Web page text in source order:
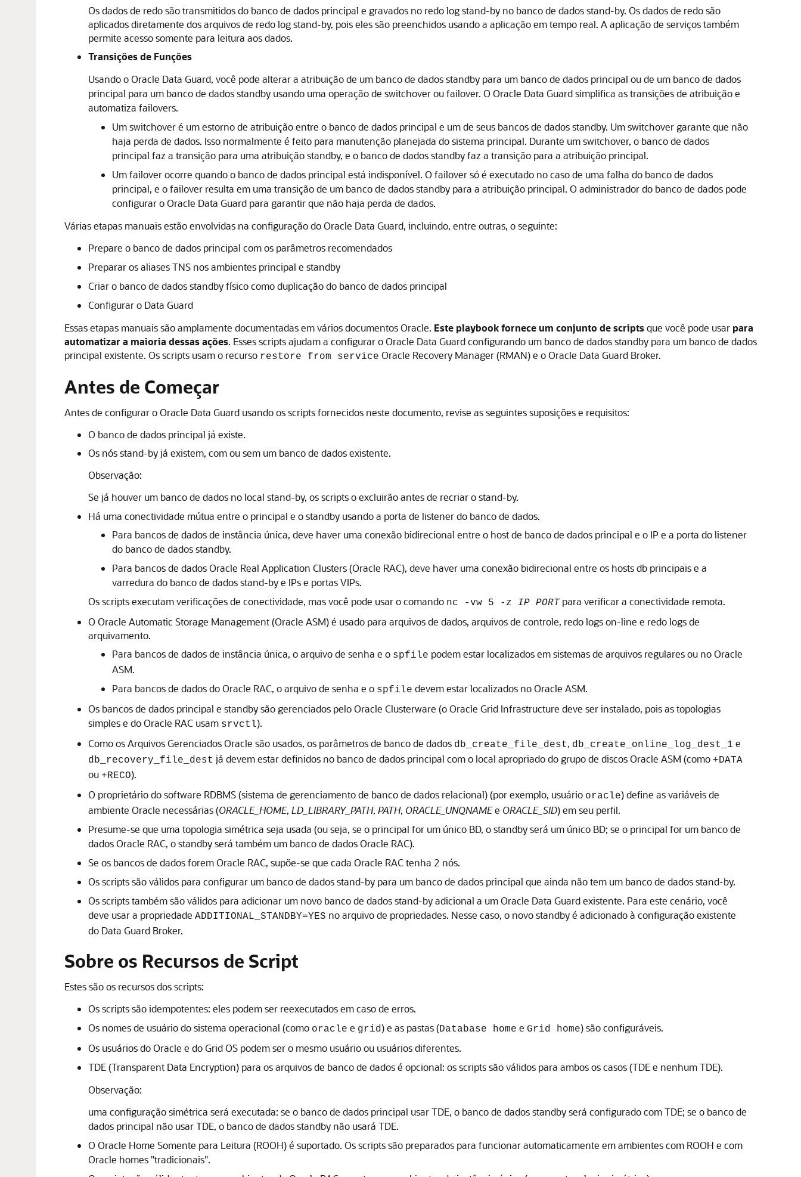
Os dados de redo são transmitidos do banco de dados principal e gravados no redo log stand-by no banco de dados stand-by. Os dados de redo são
aplicados diretamente dos arquivos de redo log stand-by, pois eles são preenchidos usando a aplicação em tempo real. A aplicação de serviços também
permite acesso somente para leitura aos dados.
Transições de Funções
Usando oOracle Data Guard, você pode alterar a atribuição de um banco de dados standby para um banco de dados principal ou de um banco de dados
principal para um banco de dados standby usando uma operação de switchover ou failover. OOracle Data Guardsimplifica as transições de atribuição e
automatiza failovers.
Um switchover é um estorno de atribuição entre o banco de dados principal e um de seus bancos de dados standby. Um switchover garante que não
haja perda de dados. Isso normalmente é feito para manutenção planejada do sistema principal. Durante um switchover, o banco de dados
principal faz a transição para uma atribuição standby, e o banco de dados standby faz a transição para a atribuição principal.
Um failover ocorre quando o banco de dados principal está indisponível. O failover só é executado no caso de uma falha do banco de dados
principal, e o failover resulta em uma transição de um banco de dados standby para a atribuição principal. O administrador do banco de dados pode
configurar o Oracle Data Guard para garantir que não haja perda de dados.
Várias etapas manuais estão envolvidas na configuração doOracle Data Guard, incluindo, entre outras, o seguinte:
Prepare o banco de dados principal com os parâmetros recomendados
Preparar os aliases TNS nos ambientes principal e standby
Criar o banco de dados standby físico como duplicação do banco de dados principal
Configurar o Data Guard
Essas etapas manuais são amplamente documentadas em vários documentos Oracle. Este playbook fornece um conjunto de scriptsque você pode usar para
automatizar a maioria dessas ações. Esses scripts ajudam a configurar oOracle Data Guardconfigurando um banco de dados standby para um banco de dados
principal existente. Os scripts usam o recurso restore from service Oracle Recovery Manager (RMAN)e o Oracle Data Guard Broker.
Antes de Começar
Antes de configurar oOracle Data Guard usando os scripts fornecidos neste documento, revise as seguintes suposições e requisitos:
O banco de dados principal já existe.
Os nós stand-by já existem, com ou sem um banco de dados existente.
Observação:
Se já houver um banco de dados no local stand-by, os scripts o excluirão antes de recriar o stand-by.
Há uma conectividade mútua entre o principal e o standby usando a porta de listener do banco de dados.
Para bancos de dados de instância única, deve haver uma conexão bidirecional entre o host de banco de dados principal e o IP e a porta do listener
do banco de dados standby.
Para bancos de dadosOracle Real Application Clusters (Oracle RAC), deve haver uma conexão bidirecional entre os hosts db principais e a
varredura do banco de dados stand-by e IPs e portas VIPs.
Os scripts executam verificações de conectividade, mas você pode usar o comando nc -vw 5 -z IP PORTpara verificar a conectividade remota.
OOracle Automatic Storage Management (Oracle ASM)é usado para arquivos de dados, arquivos de controle, redo logs on-line e redo logs de
arquivamento.
Para bancos de dados de instância única, o arquivo de senha e o spfile podem estar localizados em sistemas de arquivos regulares ou noOracle
ASM.
Para bancos de dados doOracle RAC, o arquivo de senha e o spfile devem estar localizados noOracle ASM.
Os bancos de dados principal e standby são gerenciados peloOracle Clusterware (oOracle Grid Infrastructure deve ser instalado, pois as topologias
simples e doOracle RAC usam srvctl).
Como os Arquivos Gerenciados Oracle são usados, os parâmetros de banco de dados db_create_file_dest, db_create_online_log_dest_1 e
db_recovery_file_dest já devem estar definidos no banco de dados principal com o local apropriado do grupo de discosOracle ASM (como +DATA
ou +RECO).
O proprietário do software RDBMS (sistema de gerenciamento de banco de dados relacional) (por exemplo, usuário oracle) define as variáveis de
ambiente Oracle necessárias (ORACLE_HOME, LD_LIBRARY_PATH, PATH, ORACLE_UNQNAMEe ORACLE_SID) em seu perfil.
Presume-se que uma topologia simétrica seja usada (ou seja, se o principal for um único BD, o standby será um único BD; se o principal for um banco de
dadosOracle RAC, o standby será também um banco de dadosOracle RAC).
Se os bancos de dados foremOracle RAC, supõe-se que cada Oracle RACtenha 2 nós.
Os scripts são válidos para configurar um banco de dados stand-by para um banco de dados principal que ainda não tem um banco de dados stand-by.
Os scripts também são válidos para adicionar um novo banco de dados stand-by adicional a umOracle Data Guardexistente. Para este cenário, você
deve usar a propriedade ADDITIONAL_STANDBY=YES no arquivo de propriedades. Nesse caso, o novo standby é adicionado à configuração existente
do Data Guard Broker.
Sobre os Recursos de Script
Estes são os recursos dos scripts:
Os scripts são idempotentes: eles podem ser reexecutados em caso de erros.
Os nomes de usuário do sistema operacional (como oracle e grid) e as pastas (Database home e Grid home) são configuráveis.
Os usuários do Oracle e do Grid OS podem ser o mesmo usuário ou usuários diferentes.
TDE (Transparent Data Encryption) para os arquivos de banco de dados é opcional: os scripts são válidos para ambos os casos (TDEe nenhumTDE).
Observação:
uma configuração simétrica será executada: se o banco de dados principal usarTDE, o banco de dados standby será configurado comTDE; se o banco de
dados principal não usarTDE, o banco de dados standby não usará TDE.
O Oracle Home Somente para Leitura (ROOH) é suportado. Os scripts são preparados para funcionar automaticamente em ambientes com ROOH e com
Oracle homes "tradicionais".